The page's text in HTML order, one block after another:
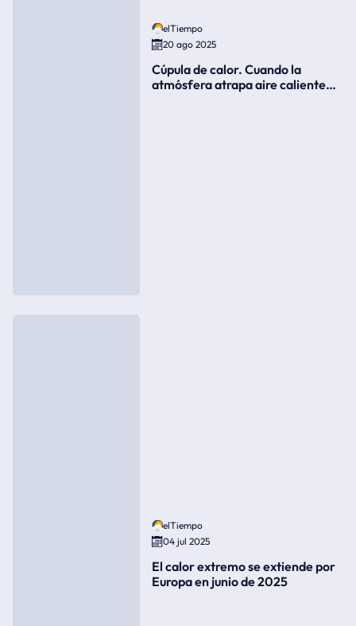
elTiempo
20 ago 2025
Cúpula de calor. Cuando la
atmósfera atrapa aire caliente
elTiempo
04 jul 2025
El calor extremo se extiende por
Europa en junio de 2025